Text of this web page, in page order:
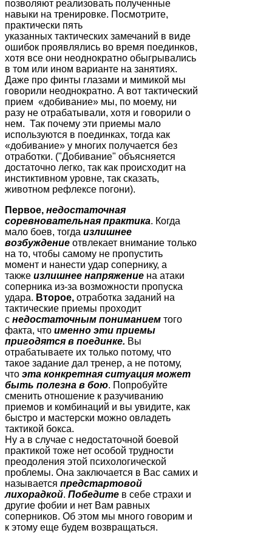
позволяют реализовать полученные
навыки на тренировке. Посмотрите,
практически пять
указанных тактических замечаний в виде
ошибок проявлялись во время поединков,
хотя все они неоднократно обыгрывались
в том или ином варианте на занятиях.
Даже про финты глазами и мимикой мы
говорили неоднократно. А вот тактический
прием «добивание» мы, по моему, ни
разу не отрабатывали, хотя и говорили о
нем. Так почему эти приемы мало
используются в поединках, тогда как
«добивание» у многих получается без
отработки. ("Добивание" объясняется
достаточно легко, так как происходит на
инстиктивном уровне, так сказать,
животном рефлексе погони).
Первое, недостаточная
соревновательная практика. Когда
мало боев, тогда излишнее
возбуждение отвлекает внимание только
на то, чтобы самому не пропустить
момент и нанести удар сопернику, а
также излишнее напряжение на атаки
соперника из-за возможности пропуска
удара. Второе, отработка заданий на
тактические приемы проходит
с недостаточным пониманием того
факта, что именно эти приемы
пригодятся в поединке. Вы
отрабатываете их только потому, что
такое задание дал тренер, а не потому,
что эта конкретная ситуация может
быть полезна в бою. Попробуйте
сменить отношение к разучиванию
приемов и комбинаций и вы увидите, как
быстро и мастерски можно овладеть
тактикой бокса.
Ну а в случае с недостаточной боевой
практикой тоже нет особой трудности
преодоления этой психологической
проблемы. Она заключается в Вас самих и
называется предстартовой
лихорадкой. Победите в себе страхи и
другие фобии и нет Вам равных
соперников. Об этом мы много говорим и
к этому еще будем возвращаться.